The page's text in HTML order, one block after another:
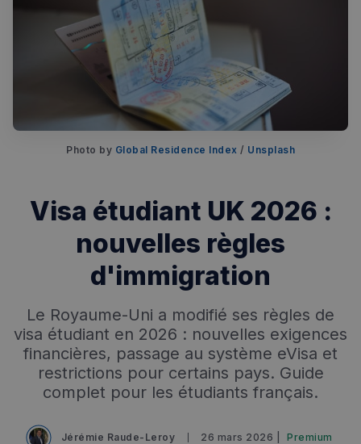
Recherche Chatbot IA
RECHERCHES POPULAIRES
Annuaire des professionnels
Événements à venir
Photo by Global Residence Index / Unsplash
Visa étudiant UK 2026 :
nouvelles règles
d'immigration
Le Royaume-Uni a modifié ses règles de
visa étudiant en 2026 : nouvelles exigences
financières, passage au système eVisa et
restrictions pour certains pays. Guide
complet pour les étudiants français.
Jérémie Raude-Leroy 26 mars 2026 | Premium